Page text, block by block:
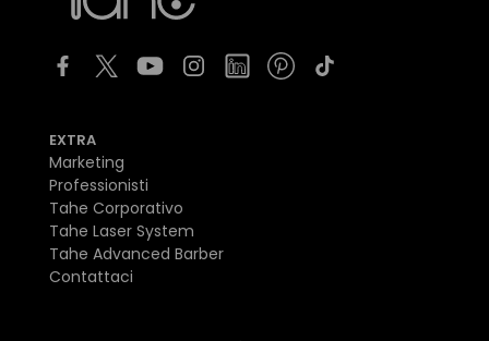
EXTRA
Marketing
Professionisti
Tahe Corporativo
Tahe Laser System
Tahe Advanced Barber
Contattaci